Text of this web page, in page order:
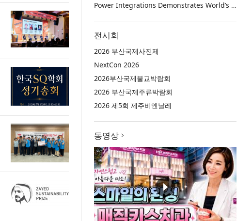
Power Integrations Demonstrates World’s First 2200 V GaN Technology for Next-Era High-Voltage Power Systems
전시회
2026 부산국제사진제
NextCon 2026
2026부산국제불교박람회
2026 부산국제주류박람회
2026 제5회 제주비엔날레
동영상